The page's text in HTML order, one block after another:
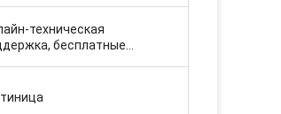
техническая
бесплатные